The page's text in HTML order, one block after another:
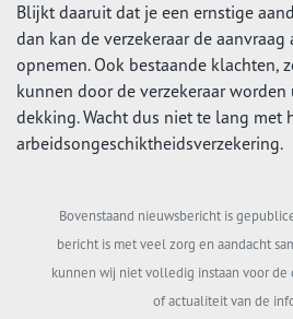
Blijkt daaruit dat je een ernstige
dan kan de verzekeraar de
opnemen. Ook bestaande klachten,
kunnen door de verzekeraar
dekking. Wacht dus niet te lang met
arbeidsongeschiktheidsverzekering.
Bovenstaand nieuwsbericht is
bericht is met veel zorg en aandacht
kunnen wij niet volledig instaan voor
of actualiteit van de